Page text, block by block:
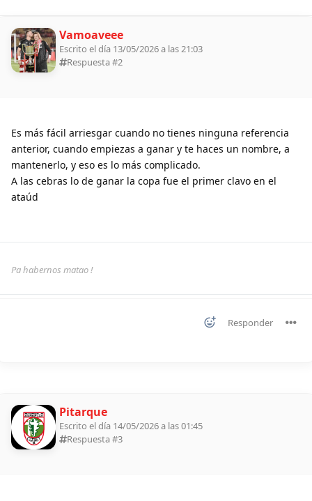
Vamoaveee
Escrito el día 13/05/2026 a las 21:03
Respuesta #2
Es más fácil arriesgar cuando no tienes ninguna referencia
anterior, cuando empiezas a ganar y te haces un nombre, a
mantenerlo, y eso es lo más complicado.
A las cebras lo de ganar la copa fue el primer clavo en el
ataúd
Pa habernos matao !
Responder
Pitarque
Escrito el día 14/05/2026 a las 01:45
Respuesta #3